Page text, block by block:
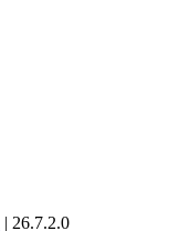
| 26.7.2.0